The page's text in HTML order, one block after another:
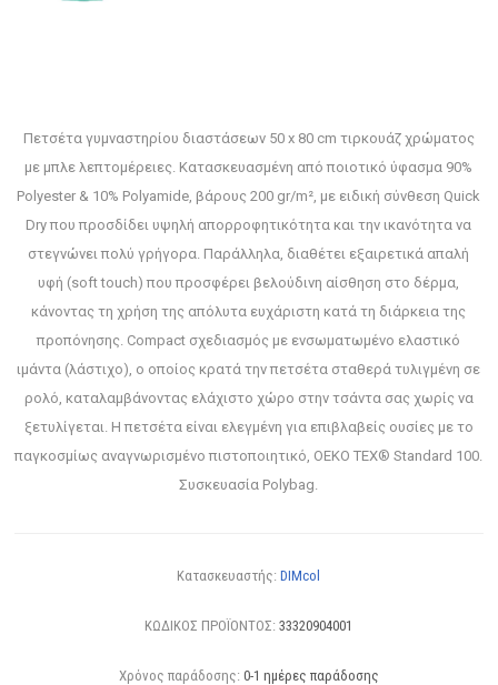
Πετσέτα γυμναστηρίου διαστάσεων 50 x 80 cm τιρκουάζ χρώματος
με μπλε λεπτομέρειες. Κατασκευασμένη από ποιοτικό ύφασμα 90%
Polyester & 10% Polyamide, βάρους 200 gr/m², με ειδική σύνθεση Quick
Dry που προσδίδει υψηλή απορροφητικότητα και την ικανότητα να
στεγνώνει πολύ γρήγορα. Παράλληλα, διαθέτει εξαιρετικά απαλή
υφή (soft touch) που προσφέρει βελούδινη αίσθηση στο δέρμα,
κάνοντας τη χρήση της απόλυτα ευχάριστη κατά τη διάρκεια της
προπόνησης. Compact σχεδιασμός με ενσωματωμένο ελαστικό
ιμάντα (λάστιχο), ο οποίος κρατά την πετσέτα σταθερά τυλιγμένη σε
ρολό, καταλαμβάνοντας ελάχιστο χώρο στην τσάντα σας χωρίς να
ξετυλίγεται. Η πετσέτα είναι ελεγμένη για επιβλαβείς ουσίες με το
παγκοσμίως αναγνωρισμένο πιστοποιητικό, OEKO TEX® Standard 100.
Συσκευασία Polybag.
Κατασκευαστής: DIMcol
ΚΩΔΙΚΟΣ ΠΡΟΪΟΝΤΟΣ: 33320904001
Χρόνος παράδοσης: 0-1 ημέρες παράδοσης